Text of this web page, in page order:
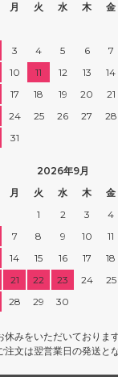
月 火 水 木 金
3 4 5 6 7
10 11 12 13 14
17 18 19 20 21
24 25 26 27 28
31
2026年9月
月 火 水 木 金
1
2 3 4
7 8 9 10 11
14 15 16 17 18
21 22 23 24 25
28 29 30
休みをいただいておりま
注文は翌営業日の発送と